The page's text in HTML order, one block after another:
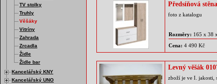
TV stolky
Truhly
Věšáky
Vitríny
Zahrada
Zrcadla
Židle
Židle bar
Kancelářský KNY
Kancelářský UNO
Předsíňová
foto z katalogu
Rozměry: 165 x 38
Cena: 4 490 Kč
Levný věšák
zboží je ve I. jakosti,